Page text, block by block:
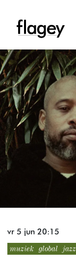
muziek global jazz
vr 5 jun 20:15